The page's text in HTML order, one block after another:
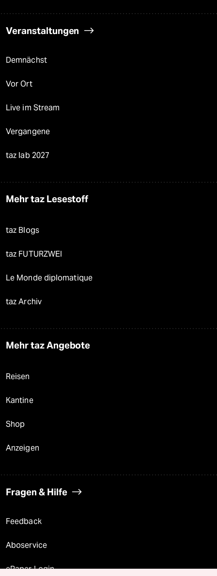
Veranstaltungen
Demnächst
Vor Ort
Live im Stream
Vergangene
taz lab 2027
Mehr taz Lesestoff
taz Blogs
taz FUTURZWEI
Le Monde diplomatique
taz Archiv
Mehr taz Angebote
Reisen
Kantine
Shop
Anzeigen
Fragen & Hilfe
Feedback
Aboservice
ePaper Login